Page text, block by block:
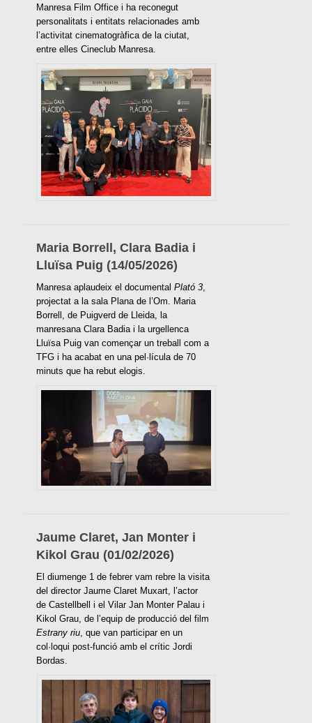
Manresa Film Office i ha reconegut
personalitats i entitats relacionades amb
l’activitat cinematogràfica de la ciutat,
entre elles Cineclub Manresa.
Maria Borrell, Clara Badia i
Lluïsa Puig (14/05/2026)
Manresa aplaudeix el documentalPlató 3,
projectat a la sala Plana de l’Om. Maria
Borrell, de Puigverd de Lleida, la
manresana Clara Badia i la urgellenca
Lluïsa Puig van començar un treball com a
TFG i ha acabat en una pel·lícula de 70
minuts que ha rebut elogis.
Jaume Claret, Jan Monter i
Kikol Grau (01/02/2026)
El diumenge 1 de febrer vam rebre la visita
del director Jaume Claret Muxart, l’actor
de Castellbell i el Vilar Jan Monter Palau i
Kikol Grau, de l’equip de producció del film
Estrany riu, que van participar en un
col·loqui post-funció amb el crític Jordi
Bordas.